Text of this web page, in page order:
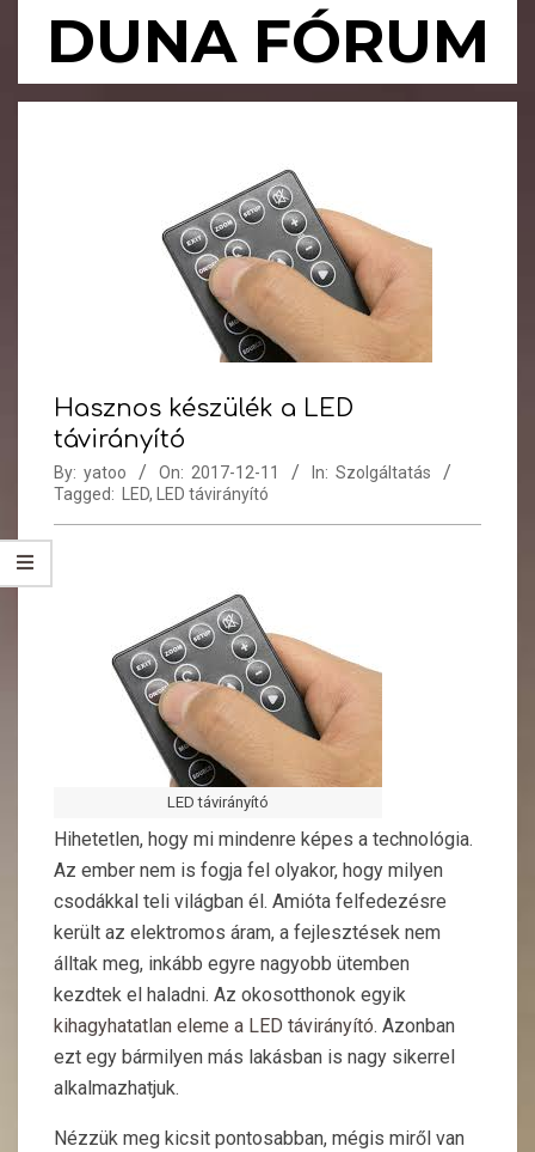
DUNA FÓRUM
Primary
Hasznos készülék a LED
távirányító
By: yatoo On: 2017-12-11 In: Szolgáltatás
Tagged:
LED, LED távirányító
LED távirányító
Hihetetlen, hogy mi mindenre képes a technológia.
Az ember nem is fogja fel olyakor, hogy milyen
csodákkal teli világban él. Amióta felfedezésre
került az elektromos áram, a fejlesztések nem
álltak meg, inkább egyre nagyobb ütemben
kezdtek el haladni. Az okosotthonok egyik
kihagyhatatlan eleme a LED távirányító. Azonban
ezt egy bármilyen más lakásban is nagy sikerrel
alkalmazhatjuk.
Nézzük meg kicsit pontosabban, mégis miről van